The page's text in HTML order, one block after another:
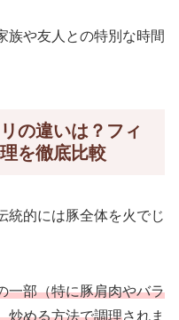
族や友人との特別な時間
の違いは？フィ
を徹底比較
統的には豚全体を火でじ
一部（特に豚肩肉やバラ
炒める方法で調理されま